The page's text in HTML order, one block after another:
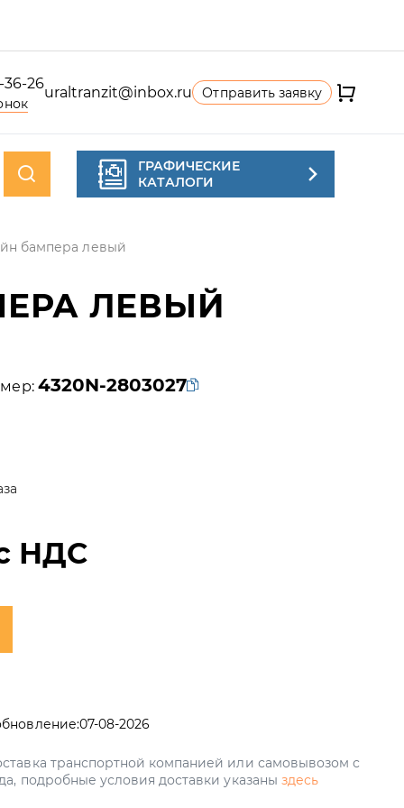
36-26
uraltranzit@inbox.ru Отправить заявку
ГРАФИЧЕСКИЕ
КАТАЛОГИ
бампера левый
ЛЕВЫЙ
4320N-2803027
НДС
07-08-2026
транспортной компанией или самовывозом с
подробные условия доставки указаны здесь